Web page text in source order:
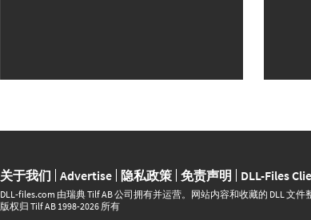
关于我们 Advertise 隐私政策 免责声明 DLL-Files
DLL‑files.com 由瑞典 Tilf AB 公司拥有并运营。网站内容和收藏的 DLL 文
版权归 Tilf AB 1998-2026 所有